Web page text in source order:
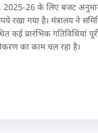
2025-26 के लिए बजट
रखा गया है। मंत्रालय ने
कई प्रारंभिक गतिविधियां
का काम चल रहा है।